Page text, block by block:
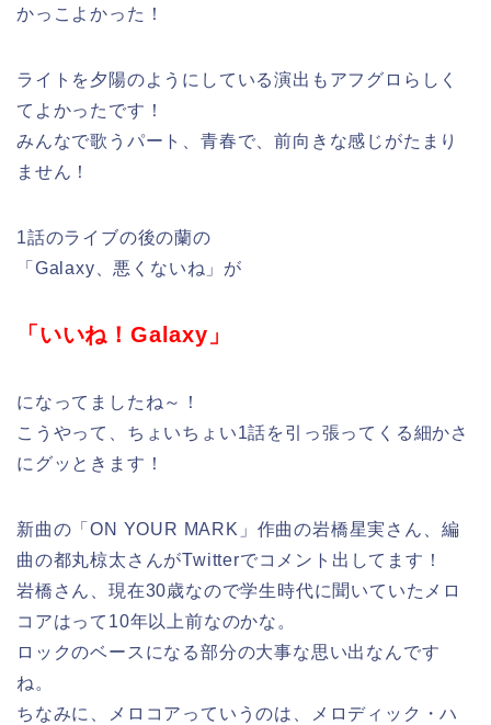
かっこよかった！
ライトを夕陽のようにしている演出もアフグロらしく
てよかったです！
みんなで歌うパート、青春で、前向きな感じがたまり
ません！
1話のライブの後の蘭の
「Galaxy、悪くないね」が
「いいね！Galaxy」
になってましたね～！
こうやって、ちょいちょい1話を引っ張ってくる細かさ
にグッときます！
新曲の「ON YOUR MARK」作曲の岩橋星実さん、編
曲の都丸椋太さんがTwitterでコメント出してます！
岩橋さん、現在30歳なので学生時代に聞いていたメロ
コアはって10年以上前なのかな。
ロックのベースになる部分の大事な思い出なんです
ね。
ちなみに、メロコアっていうのは、メロディック・ハ